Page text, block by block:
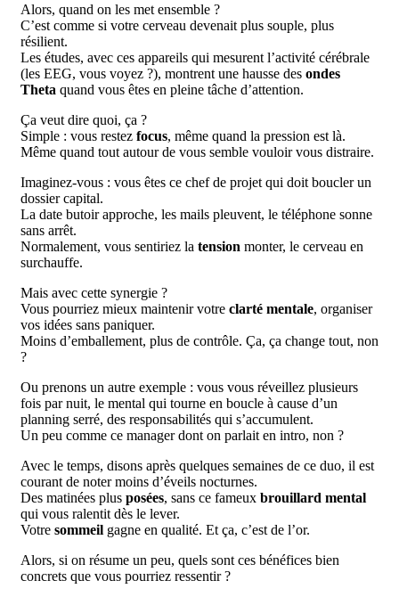
Alors, quand on les met ensemble ?
C’est comme si votre cerveau devenait plus souple, plus
résilient.
Les études, avec ces appareils qui mesurent l’activité cérébrale
(les EEG, vous voyez ?), montrent une hausse des ondes
Theta quand vous êtes en pleine tâche d’attention.
Ça veut dire quoi, ça ?
Simple : vous restez focus, même quand la pression est là.
Même quand tout autour de vous semble vouloir vous distraire.
Imaginez-vous : vous êtes ce chef de projet qui doit boucler un
dossier capital.
La date butoir approche, les mails pleuvent, le téléphone sonne
sans arrêt.
Normalement, vous sentiriez la tension monter, le cerveau en
surchauffe.
Mais avec cette synergie ?
Vous pourriez mieux maintenir votre clarté mentale, organiser
vos idées sans paniquer.
Moins d’emballement, plus de contrôle. Ça, ça change tout, non
?
Ou prenons un autre exemple : vous vous réveillez plusieurs
fois par nuit, le mental qui tourne en boucle à cause d’un
planning serré, des responsabilités qui s’accumulent.
Un peu comme ce manager dont on parlait en intro, non ?
Avec le temps, disons après quelques semaines de ce duo, il est
courant de noter moins d’éveils nocturnes.
Des matinées plus posées, sans ce fameux brouillard mental
qui vous ralentit dès le lever.
Votre sommeil gagne en qualité. Et ça, c’est de l’or.
Alors, si on résume un peu, quels sont ces bénéfices bien
concrets que vous pourriez ressentir ?